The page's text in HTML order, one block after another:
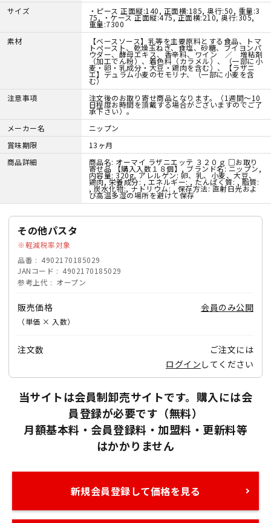
サイズ
・ピース 正面縦:140, 正面横:185, 奥行:50, 重量:3
75, ・ケース 正面縦:475, 正面横:210, 奥行:305,
重量:7300
素材
【ベースソース】乳等を主要原料とする食品、トマ
トペースト、乾燥玉ねぎ、食塩、砂糖、ブイヨンパ
ウダー、酵母エキス、香辛料、ワイン ／ 増粘剤
（加工でん粉）、着色料（カラメル）、（一部に小
麦・卵・乳成分・大豆・鶏肉を含む）、【ラザニ
エ】デュラム小麦のセモリナ、（一部に小麦を含
む）
注意事項
注文後のお取り寄せ商品となります。（1週間～10
日程度お時間を頂戴する場合がございますのでご了
承下さい）。
メーカー名
ニップン
賞味期限
13ヶ月
商品詳細
商品名: オーマイ ラザニエッテ ３２０ｇ □お取り
寄せ品 【購入入数１８個】, ブランド名: ニップン,
内容量: 320g, アレルゲン: 卵、乳、小麦、大豆、
鶏肉, 栄養成分: , エネルギー: , たんぱく質: , 脂質:
, 炭水化物:, ナトリウム: , 保存方法: 直射日光およ
び高温多湿の場所を避けて保存
その他パスタ
軽減税率対象
品番
4902170185029
JANコード
4902170185029
参考上代
オープン
販売価格
（単価 × 入数）
会員のみ公開
注文数
ご注文には
ログイン してください
当サイトは会員制卸売サイトです。購入には会
員登録が必要です（無料）
月額基本料・会員登録料・加盟料・更新料等
はかかりません
新規会員登録して価格を見る